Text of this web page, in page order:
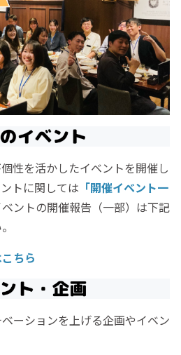
性を活かしたイベントを開催し
トに関しては 「開催イベント一
ントの開催報告（一部）は下記
ちら
ーションを上げる企画やイベン